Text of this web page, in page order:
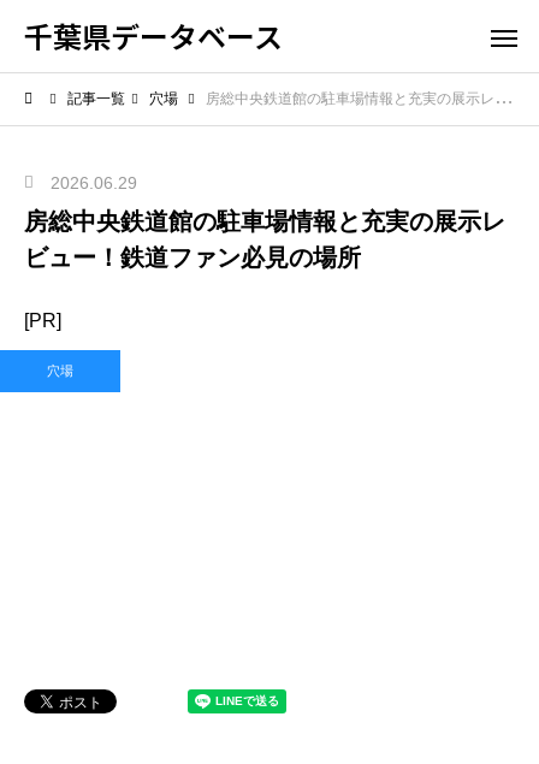
千葉県データベース
記事一覧 穴場 房総中央鉄道館の駐車場情報と充実の展示レビュー！鉄道ファン必見の場所
2026.06.29
房総中央鉄道館の駐車場情報と充実の展示レ
ビュー！鉄道ファン必見の場所
[PR]
穴場